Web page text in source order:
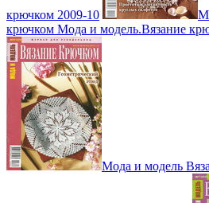
крючком 2009-10
крючком Мода и модель.Вязание
Мода и модель